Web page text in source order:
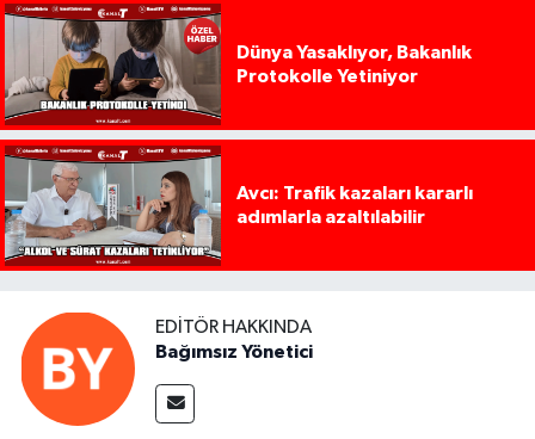
Dünya Yasaklıyor, Bakanlık
Protokolle Yetiniyor
Avcı: Trafik kazaları kararlı
adımlarla azaltılabilir
EDITÖR HAKKINDA
Bağımsız Yönetici